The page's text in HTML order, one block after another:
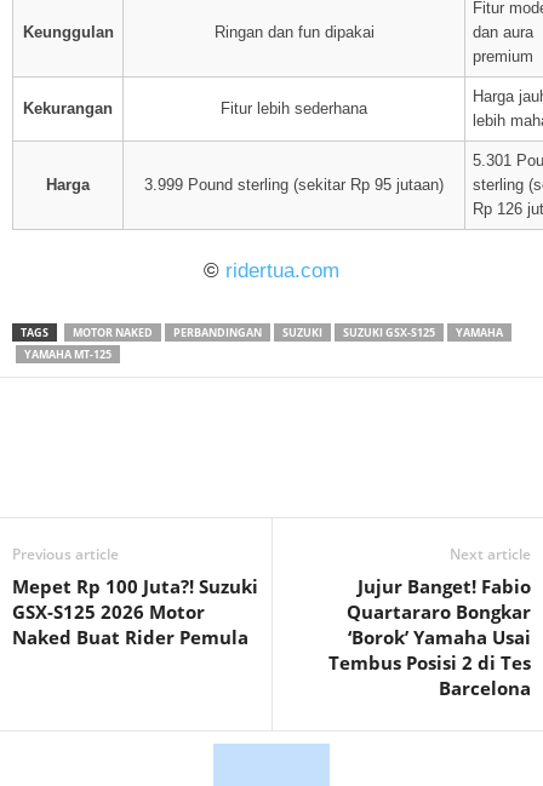
Keunggulan Ringan dan fun dipakai
Fitur
dan aura
premium
Kekurangan Fitur lebih sederhana
Harga
lebih
Harga 3.999 Pound sterling (sekitar Rp 95 jutaan)
5.301
sterling
Rp 126
© ridertua.com
TAGS MOTOR NAKED PERBANDINGAN SUZUKI SUZUKI GSX-S125
YAMAHA
YAMAHA MT-125
Previous article
Mepet Rp 100 Juta?! Suzuki
GSX-S125 2026 Motor
Naked Buat Rider Pemula
Next article
Jujur Banget! Fabio
Quartararo Bongkar
‘Borok’ Yamaha Usai
Tembus Posisi 2 di Tes
Barcelona